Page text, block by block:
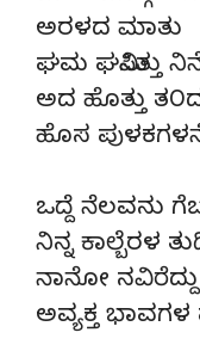
ಅರಳದ ಮಾತು
ಘಮ ಘಮಿಸಿತ್ತು
ಅದ ಹೊತ್ತು
ಹೊಸ
ಒದ್ದೆ ನೆಲವನು
ನಿನ್ನ ಕಾಲ್ಬೆರಳ
ನಾನೋ
ಅವ್ಯಕ್ತ